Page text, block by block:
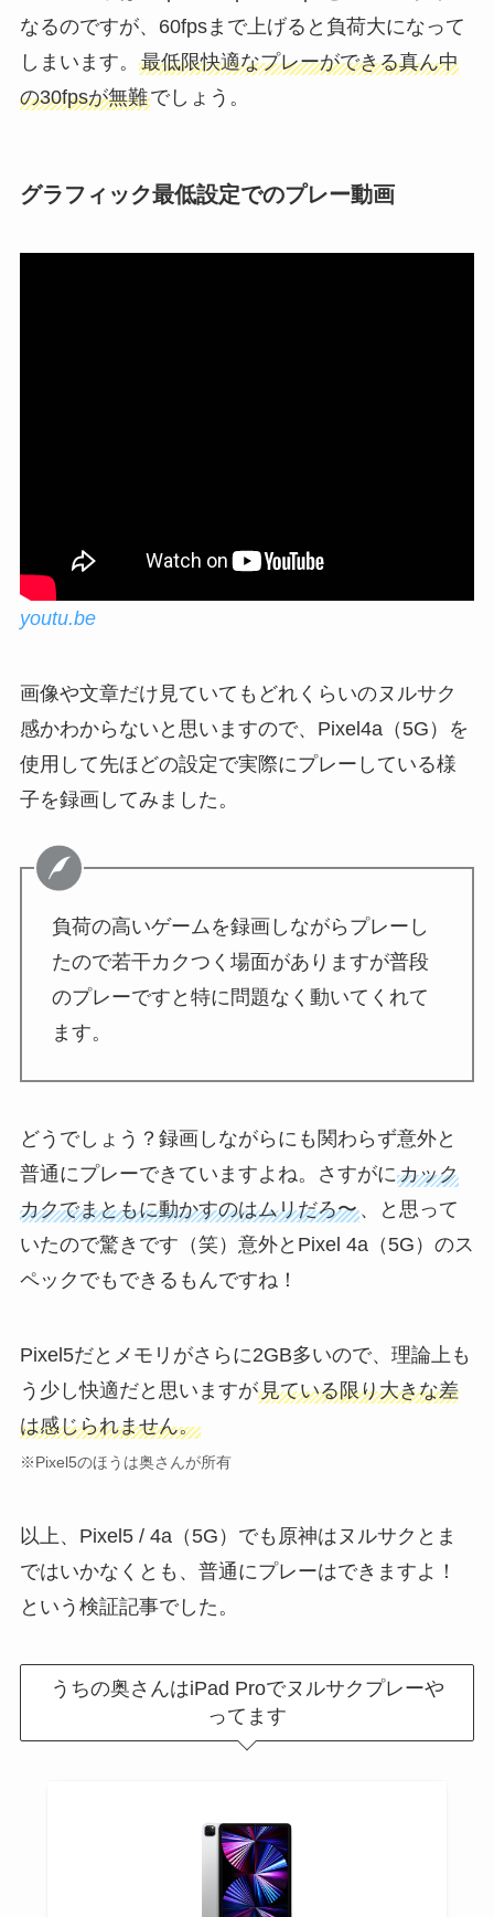
なるのですが、60fpsまで上げると負荷大になって
しまいます。 最低限快適なプレーができる真ん中
の30fpsが無難でしょう。
グラフィック最低設定でのプレー動画
youtu.be
画像や文章だけ見ていてもどれくらいのヌルサク
感かわからないと思いますので、Pixel4a（5G）を
使用して先ほどの設定で実際にプレーしている様
子を録画してみました。
負荷の高いゲームを録画しながらプレーし
たので若干カクつく場面がありますが普段
のプレーですと特に問題なく動いてくれて
ます。
どうでしょう？録画しながらにも関わらず意外と
普通にプレーできていますよね。さすがにカック
カクでまともに動かすのはムリだろ〜、と思って
いたので驚きです（笑）意外とPixel 4a（5G）のス
ペックでもできるもんですね！
Pixel5だとメモリがさらに2GB多いので、理論上も
う少し快適だと思いますが見ている限り大きな差
は感じられません。
※Pixel5のほうは奥さんが所有
以上、Pixel5 / 4a（5G）でも原神はヌルサクとま
ではいかなくとも、普通にプレーはできますよ！
という検証記事でした。
うちの奥さんはiPad Proでヌルサクプレーや
ってます